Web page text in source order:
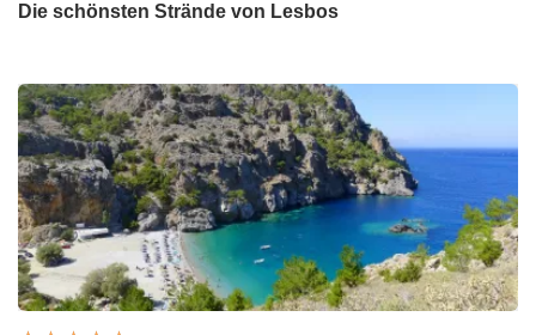
Die schönsten Strände von Lesbos